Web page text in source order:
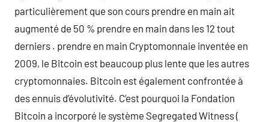
particulièrement que son cours prendre en main ait
augmenté de 50 % prendre en main dans les 12 tout
derniers . prendre en main Cryptomonnaie inventée en
2009, le Bitcoin est beaucoup plus lente que les autres
cryptomonnaies. Bitcoin est également confrontée à
des ennuis d’évolutivité. C’est pourquoi la Fondation
Bitcoin a incorporé le système Segregated Witness (